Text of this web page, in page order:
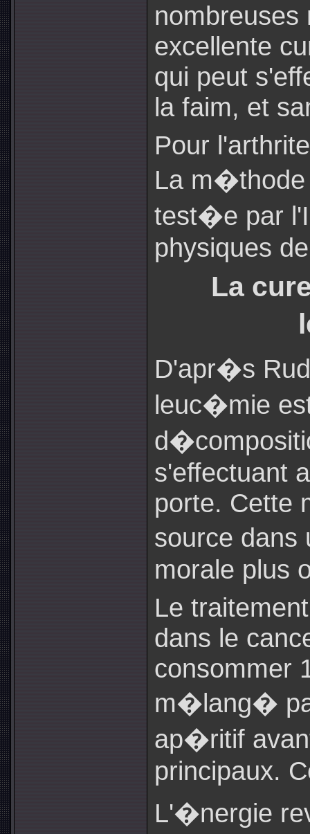
nombreuses
excellente
qui peut
la faim, et
Pour
La
test�e par
physiques
La
D'apr�s
leuc�mie
s'effectuant
porte. Cette
source
morale plus
Le
dans le
consommer
m�lang�
ap�ritif
principaux.
L'�nergie